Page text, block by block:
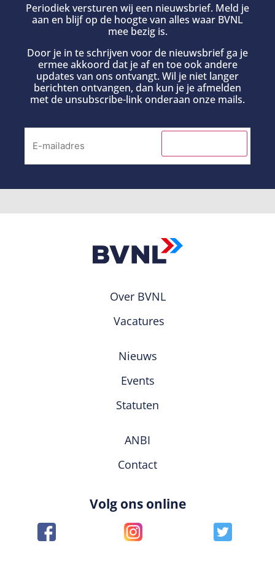
Periodiek versturen wij een nieuwsbrief. Meld je
aan en blijf op de hoogte van alles waar BVNL
mee bezig is.
Door je in te schrijven voor de nieuwsbrief ga je
ermee akkoord dat je af en toe ook andere
updates van ons ontvangt. Wil je niet langer
berichten ontvangen, dan kun je je afmelden
met de unsubscribe-link onderaan onze mails.
Over BVNL
Vacatures
Nieuws
Events
Statuten
ANBI
Contact
Volg ons online